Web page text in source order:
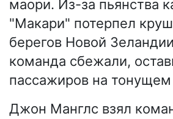
маори. Из-за пьянства
"Макари" потерпел
берегов Новой
команда сбежали,
пассажиров на тонущем
Джон Манглс взял